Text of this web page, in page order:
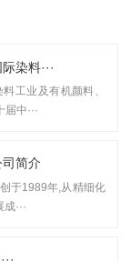
染料···
工业及有机颜料、
中···
简介
于1989年,从精细化
···